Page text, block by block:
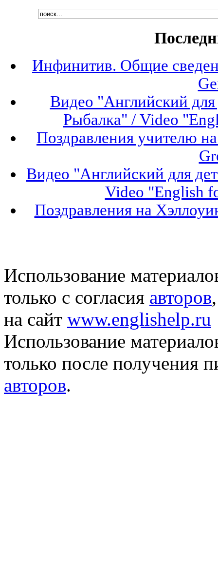
Инфинитив. Общие
Видео "Английский для
Рыбалка" / Video
Поздравления учителю
Видео "Английский для
Video "English
Поздравления на
Использование
только с согласия авторов
на сайт www.englishelp.ru
Использование
только после получения
авторов.